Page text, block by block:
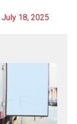
July 18, 2025